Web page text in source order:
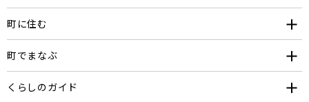
町に住む
町でまなぶ
くらしのガイド